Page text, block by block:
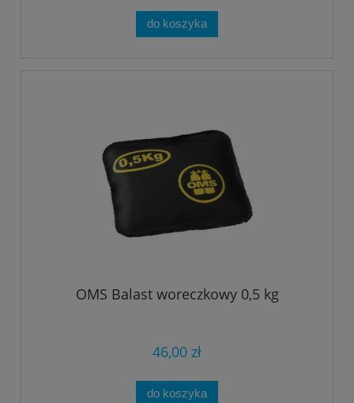
do koszyka
OMS Balast woreczkowy 0,5 kg
46,00 zł
do koszyka